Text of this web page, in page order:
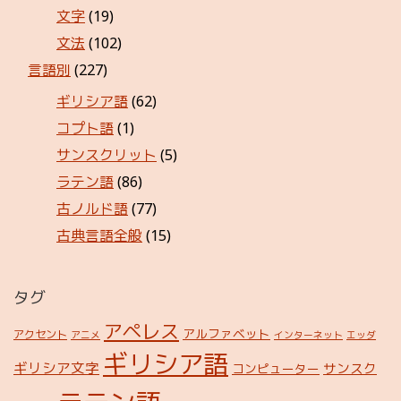
文字(19)
文法 (102)
言語別 (227)
ギリシア語(62)
コプト語(1)
サンスクリット (5)
ラテン語(86)
古ノルド語(77)
古典言語全般 (15)
タグ
アクセント アニメ アペレス アルファベット インターネット エッダ
ギリシア文字 ギリシア語 コンピューター サンスク